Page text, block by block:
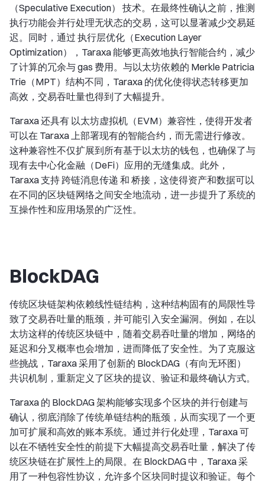
（Speculative Execution） 技术。在最终性确认之前，推测
执行功能会并行处理无状态的交易，这可以显著减少交易延
迟。同时，通过 执行层优化（Execution Layer
Optimization），Taraxa 能够更高效地执行智能合约，减少
了计算的冗余与 gas 费用。与以太坊依赖的 Merkle Patricia
Trie（MPT）结构不同，Taraxa 的优化使得状态转移更加
高效，交易吞吐量也得到了大幅提升。
Taraxa 还具有 以太坊虚拟机（EVM）兼容性，使得开发者
可以在 Taraxa 上部署现有的智能合约，而无需进行修改。
这种兼容性不仅扩展到所有基于以太坊的钱包，也确保了与
现有去中心化金融（DeFi）应用的无缝集成。此外，
Taraxa 支持 跨链消息传递 和 桥接，这使得资产和数据可以
在不同的区块链网络之间安全地流动，进一步提升了系统的
互操作性和应用场景的广泛性。
BlockDAG
传统区块链架构依赖线性链结构，这种结构固有的局限性导
致了交易吞吐量的瓶颈，并可能引入安全漏洞。例如，在以
太坊这样的传统区块链中，随着交易吞吐量的增加，网络的
延迟和分叉概率也会增加，进而降低了安全性。为了克服这
些挑战，Taraxa 采用了创新的 BlockDAG（有向无环图）
共识机制，重新定义了区块的提议、验证和最终确认方式。
Taraxa 的 BlockDAG 架构能够实现多个区块的并行创建与
确认，彻底消除了传统单链结构的瓶颈，从而实现了一个更
加可扩展和高效的账本系统。通过并行化处理，Taraxa 可
以在不牺牲安全性的前提下大幅提高交易吞吐量，解决了传
统区块链在扩展性上的局限。在 BlockDAG 中，Taraxa 采
用了一种包容性协议，允许多个区块同时提议和验证。每个